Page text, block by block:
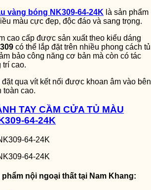
vàng bóng NK309-64-24K là sản phẩm
màu cực đẹp, độc đáo và sang trọng.
cao cấp được sản xuất theo kiểu dáng
có thể lắp đặt trên nhiều phong cách tủ
bảo công năng cơ bản mà còn có tác
trí cao.
qua vít kết nối được khoan âm vào bên
toàn cao.
TAY CẦM CỬA TỦ MÀU
64-24K
nội ngoại thất tại Nam Khang: